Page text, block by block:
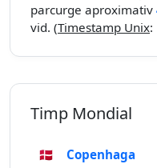
parcurge aproximativ
vid. (Timestamp Unix:
Timp Mondial
🇩🇰 Copenhaga